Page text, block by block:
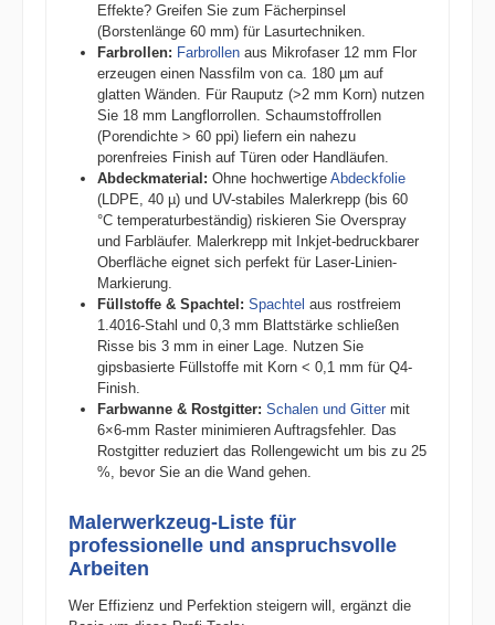
Effekte? Greifen Sie zum Fächerpinsel
(Borstenlänge 60 mm) für Lasurtechniken.
Farbrollen: Farbrollenaus Mikrofaser 12 mm Flor
erzeugen einen Nassfilm von ca. 180 µm auf
glatten Wänden. Für Rauputz (>2 mm Korn) nutzen
Sie 18 mm Langflorrollen. Schaumstoffrollen
(Porendichte > 60 ppi) liefern ein nahezu
porenfreies Finish auf Türen oder Handläufen.
Abdeckmaterial: Ohne hochwertige Abdeckfolie
(LDPE, 40 µ) und UV-stabiles Malerkrepp (bis 60
°C temperaturbeständig) riskieren Sie Overspray
und Farbläufer. Malerkrepp mit Inkjet-bedruckbarer
Oberfläche eignet sich perfekt für Laser-Linien-
Markierung.
Füllstoffe & Spachtel: Spachtel aus rostfreiem
1.4016-Stahl und 0,3 mm Blattstärke schließen
Risse bis 3 mm in einer Lage. Nutzen Sie
gipsbasierte Füllstoffe mit Korn < 0,1 mm für Q4-
Finish.
Farbwanne & Rostgitter: Schalen und Gittermit
6×6-mm Raster minimieren Auftragsfehler. Das
Rostgitter reduziert das Rollengewicht um bis zu 25
%, bevor Sie an die Wand gehen.
Malerwerkzeug-Liste für
professionelle und anspruchsvolle
Arbeiten
Wer Effizienz und Perfektion steigern will, ergänzt die